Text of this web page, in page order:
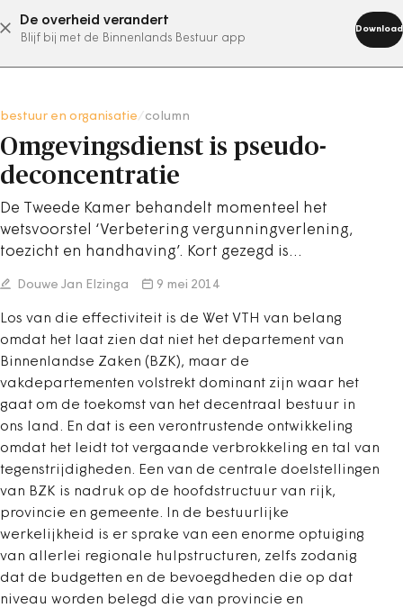
De overheid verandert
Blijf bij met de Binnenlands Bestuur app
Download
abonneer nu
bestuur en organisatie column
Omgevingsdienst is pseudo-
deconcentratie
De Tweede Kamer behandelt momenteel het
wetsvoorstel ‘Verbetering vergunningverlening,
toezicht en handhaving’. Kort gezegd is…
Douwe Jan Elzinga 9 mei 2014
Los van die effectiviteit is de Wet VTH van belang
omdat het laat zien dat niet het departement van
Binnenlandse Zaken (BZK), maar de
vakdepartementen volstrekt dominant zijn waar het
gaat om de toekomst van het decentraal bestuur in
ons land. En dat is een verontrustende ontwikkeling
omdat het leidt tot vergaande verbrokkeling en tal van
tegenstrijdigheden. Een van de centrale doelstellingen
van BZK is nadruk op de hoofdstructuur van rijk,
provincie en gemeente. In de bestuurlijke
werkelijkheid is er sprake van een enorme optuiging
van allerlei regionale hulpstructuren, zelfs zodanig
dat de budgetten en de bevoegdheden die op dat
niveau worden belegd die van provincie en